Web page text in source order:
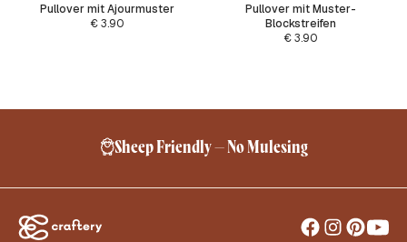
Pullover mit Ajourmuster
€3.90
Pullover mit Muster-
Blockstreifen
€3.90
Sheep Friendly – No Mulesing